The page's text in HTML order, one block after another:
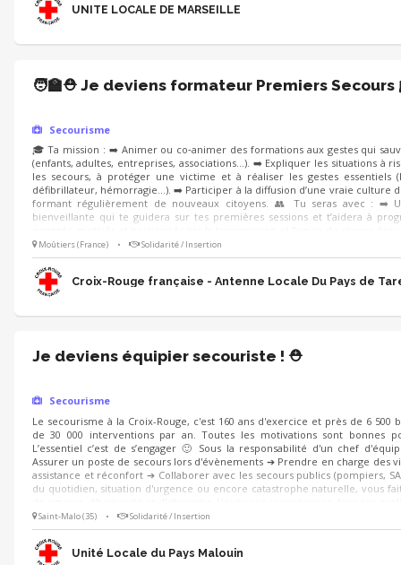
UNITE LOCALE DE MARSEILLE
🧑‍🏫⛑️ Je deviens formateur Premiers Secours
Secourisme
🎓 Ta mission : ➡️ Animer ou co‑animer des formations aux gestes qui
(enfants, adultes, entreprises, associations…). ➡️ Expliquer les situations à
les secours, à protéger une victime et à réaliser les gestes essentiels
défibrillateur, hémorragie…). ➡️ Participer à la diffusion d’une vraie culture
formant régulièrement de nouveaux citoyens. 👥 Tu seras avec : ➡️
bienveillante qui te guidera sur tes premières sessions et t’aidera à
Moûtiers (France) • Solidarité / Insertion
Croix-Rouge française - Antenne Locale Du Pays de
Je deviens équipier secouriste ! ⛑️
Secourisme
Le secourisme à la Croix-Rouge, c'est 160 ans d'exercice et près de 6 500
de 30 000 interventions par an. Toutes les motivations sont bonnes
L’essentiel c’est de s’engager 🙂 Sous la responsabilité d'un chef
Assurer un poste de secours lors d'évènements ➔ Prendre en charge des
assistance et réconfort ➔ Collaborer avec les secours publics (pompiers,
du quotidien, situation d'urgence ou encore catastrophe naturelle, vous
Saint-Malo (35) • Solidarité / Insertion
Unité Locale du Pays Malouin